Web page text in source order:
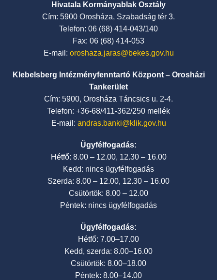
Hivatala Kormányablak Osztály
Cím: 5900 Orosháza, Szabadság tér 3.
Telefon: 06 (68) 414-043/140
Fax: 06 (68) 414-053
E-mail: oroshaza.jaras@bekes.gov.hu
Klebelsberg Intézményfenntartó Központ – Orosházi
Tankerület
Cím: 5900, Orosháza Táncsics u. 2-4.
Telefon: +36-68/411-362/250 mellék
E-mail: andras.banki@klik.gov.hu
Ügyfélfogadás:
Hétfő: 8.00 – 12.00, 12.30 – 16.00
Kedd: nincs ügyfélfogadás
Szerda: 8.00 – 12.00, 12.30 – 16.00
Csütörtök: 8.00 – 12.00
Péntek: nincs ügyfélfogadás
Ügyfélfogadás:
Hétfő: 7.00–17.00
Kedd, szerda: 8.00–16.00
Csütörtök: 8.00–18.00
Péntek: 8.00–14.00